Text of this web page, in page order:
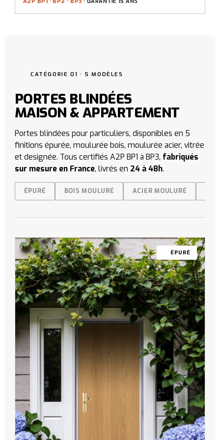
CATÉGORIE 01 · 5 MODÈLES
PORTES BLINDÉES
MAISON & APPARTEMENT
Portes blindées pour particuliers, disponibles en 5
finitions épurée, moulurée bois, moulurée acier, vitrée
et designée. Tous certifiés A2P BP1 à BP3, fabriqués
sur mesure en France, livrés en 24 à 48h.
ÉPURÉ BOIS MOULURÉ ACIER MOULURÉ
ÉPURÉ